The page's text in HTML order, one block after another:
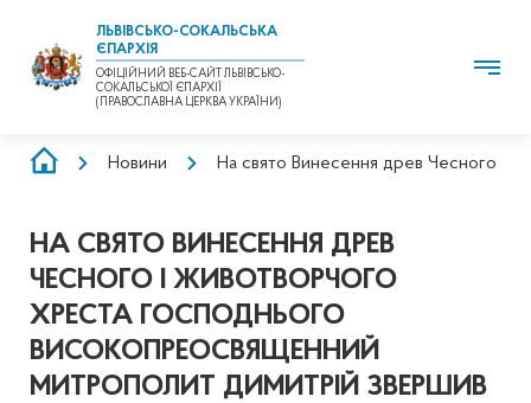
ЛЬВІВСЬКО-СОКАЛЬСЬКА
ЄПАРХІЯ
ОФІЦІЙНИЙ ВЕБ-САЙТ ЛЬВІВСЬКО-
СОКАЛЬСЬКОЇ ЄПАРХІЇ
(ПРАВОСЛАВНА ЦЕРКВА УКРАЇНИ)
РЯДОК
Новини На свято Винесення древ Чесного і
НА СВЯТО ВИНЕСЕННЯ ДРЕВ
ЧЕСНОГО І ЖИВОТВОРЧОГО
ХРЕСТА ГОСПОДНЬОГО
ВИСОКОПРЕОСВЯЩЕННИЙ
МИТРОПОЛИТ ДИМИТРІЙ ЗВЕРШИВ